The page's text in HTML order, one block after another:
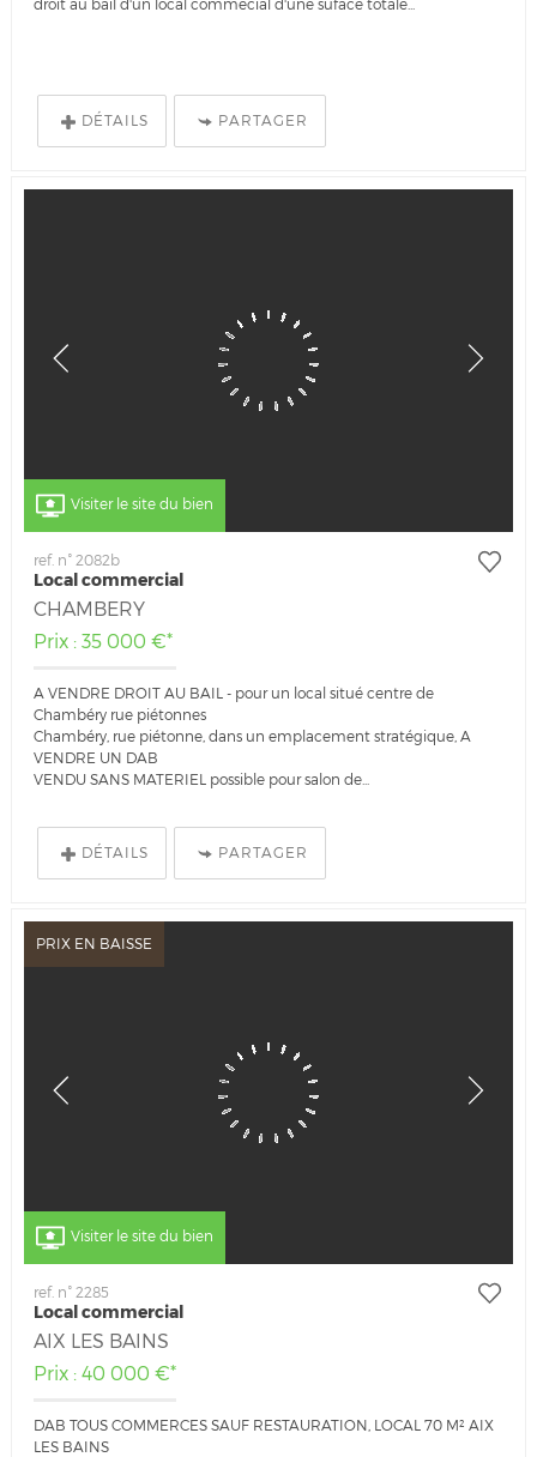
droit au bail d'un local commecial d'une suface totale...
DÉTAILS PARTAGER
Visiter le site du bien
ref. n° 2082b
Local commercial
CHAMBERY
Prix : 35 000 €*
A VENDRE DROIT AU BAIL - pour un local situé centre de
Chambéry rue piétonnes
Chambéry, rue piétonne, dans un emplacement stratégique, A
VENDRE UN DAB
VENDU SANS MATERIEL possible pour salon de...
DÉTAILS PARTAGER
Visiter le site du bien
PRIX EN BAISSE
ref. n° 2285
Local commercial
AIX LES BAINS
Prix : 40 000 €*
DAB TOUS COMMERCES SAUF RESTAURATION, LOCAL 70 M² AIX
LES BAINS